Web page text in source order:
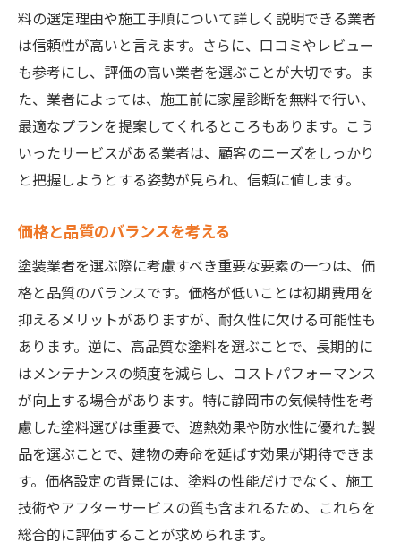
料の選定理由や施工手順について詳しく説明できる業者
は信頼性が高いと言えます。さらに、口コミやレビュー
も参考にし、評価の高い業者を選ぶことが大切です。ま
た、業者によっては、施工前に家屋診断を無料で行い、
最適なプランを提案してくれるところもあります。こう
いったサービスがある業者は、顧客のニーズをしっかり
と把握しようとする姿勢が見られ、信頼に値します。
価格と品質のバランスを考える
塗装業者を選ぶ際に考慮すべき重要な要素の一つは、価
格と品質のバランスです。価格が低いことは初期費用を
抑えるメリットがありますが、耐久性に欠ける可能性も
あります。逆に、高品質な塗料を選ぶことで、長期的に
はメンテナンスの頻度を減らし、コストパフォーマンス
が向上する場合があります。特に静岡市の気候特性を考
慮した塗料選びは重要で、遮熱効果や防水性に優れた製
品を選ぶことで、建物の寿命を延ばす効果が期待できま
す。価格設定の背景には、塗料の性能だけでなく、施工
技術やアフターサービスの質も含まれるため、これらを
総合的に評価することが求められます。